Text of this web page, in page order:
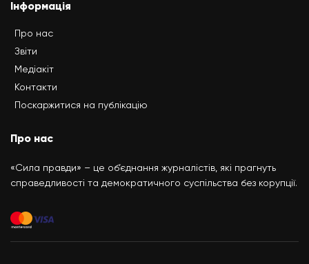
Інформація
Про нас
Звіти
Медіакіт
Контакти
Поскаржитися на публікацію
Про нас
«Сила правди» – це об’єднання журналістів, які прагнуть
справедливості та демократичного суспільства без корупції.